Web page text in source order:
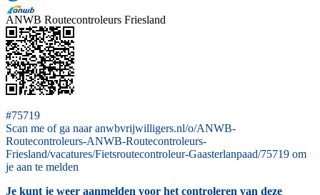
ANWB Routecontroleurs Friesland
#75719
Scan me of ga naar anwbvrijwilligers.nl/o/ANWB-
Routecontroleurs-ANWB-Routecontroleurs-
Friesland/vacatures/Fietsroutecontroleur-Gaasterlanpaad/75719 om
je aan te melden
Je kunt je weer aanmelden voor het controleren van deze